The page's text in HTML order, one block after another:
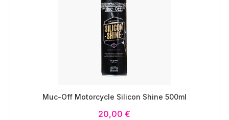
Muc-Off Motorcycle Silicon Shine 500ml
20,00 €